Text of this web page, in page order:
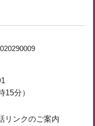
15分）
リンクのご案内